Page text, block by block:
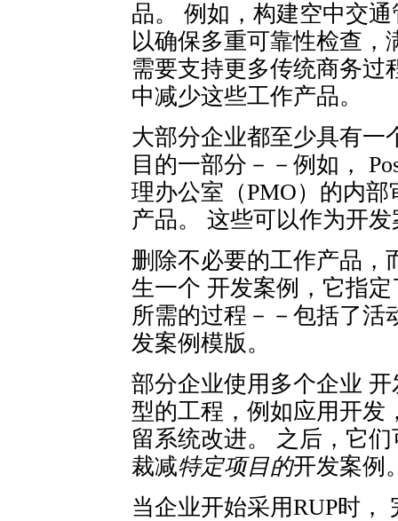
品。 例如，构建空中交
以确保多重可靠性检查，
需要支持更多传统商务过
中减少这些工作产品。
大部分企业都至少具有一
目的一部分－－例如，
理办公室（PMO）的内
产品。 这些可以作为开
删除不必要的工作产品，
生一个 开发案例，它指
所需的过程－－包括了
发案例模版。
部分企业使用多个企业
型的工程，例如应用开发
留系统改进。 之后，它
裁减特定项目的开发案例
当企业开始采用RUP时，